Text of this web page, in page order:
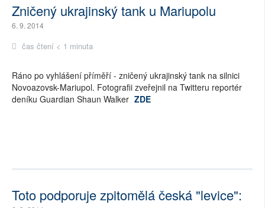
Zničený ukrajinský tank u Mariupolu
6. 9. 2014
čas čtení < 1 minuta
Ráno po vyhlášení příměří - zničený ukrajinský tank na silnici
Novoazovsk-Mariupol. Fotografii zveřejnil na Twitteru reportér
deníku Guardian Shaun Walker ZDE
Toto podporuje zpitomělá česká "levice":